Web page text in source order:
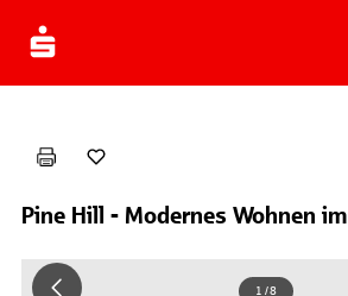
Pine Hill - Modernes Wohnen
1 / 8